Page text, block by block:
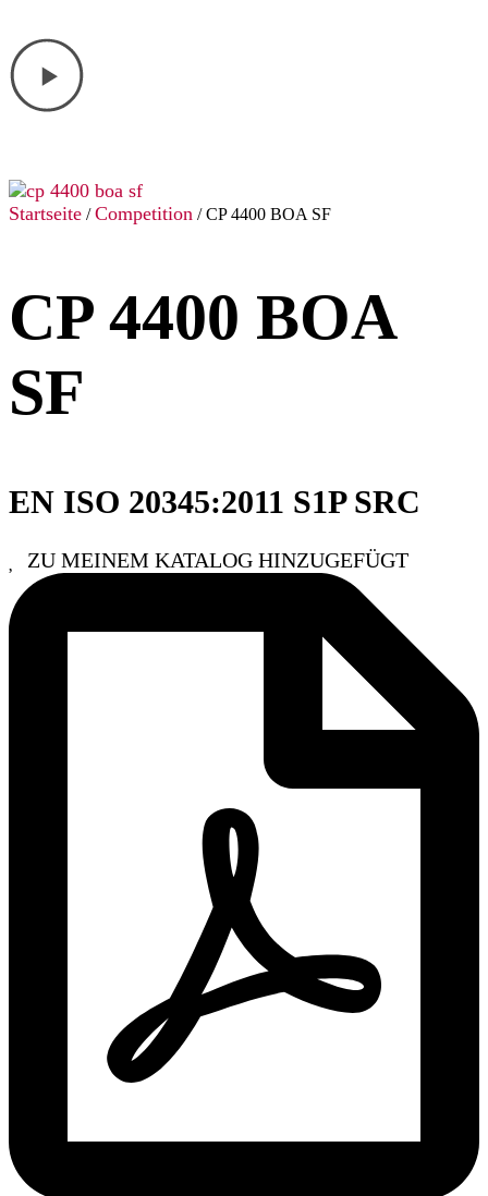
Startseite /Competition / CP 4400 BOA SF
CP 4400 BOA
SF
EN ISO 20345:2011 S1P SRC
ZU MEINEM KATALOG HINZUGEFÜGT